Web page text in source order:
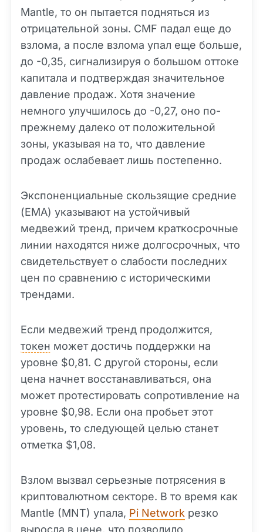
Mantle, то он пытается подняться из
отрицательной зоны. CMF падал еще до
взлома, а после взлома упал еще больше,
до -0,35, сигнализируя о большом оттоке
капитала и подтверждая значительное
давление продаж. Хотя значение
немного улучшилось до -0,27, оно по-
прежнему далеко от положительной
зоны, указывая на то, что давление
продаж ослабевает лишь постепенно.
Экспоненциальные скользящие средние
(EMA) указывают на устойчивый
медвежий тренд, причем краткосрочные
линии находятся ниже долгосрочных, что
свидетельствует о слабости последних
цен по сравнению с историческими
трендами.
Если медвежий тренд продолжится,
токен может достичь поддержки на
уровне $0,81. С другой стороны, если
цена начнет восстанавливаться, она
может протестировать сопротивление на
уровне $0,98. Если она пробьет этот
уровень, то следующей целью станет
отметка $1,08.
Взлом вызвал серьезные потрясения в
криптовалютном секторе. В то время как
Mantle (MNT) упала, Pi Network резко
выросла в цене, что позволило